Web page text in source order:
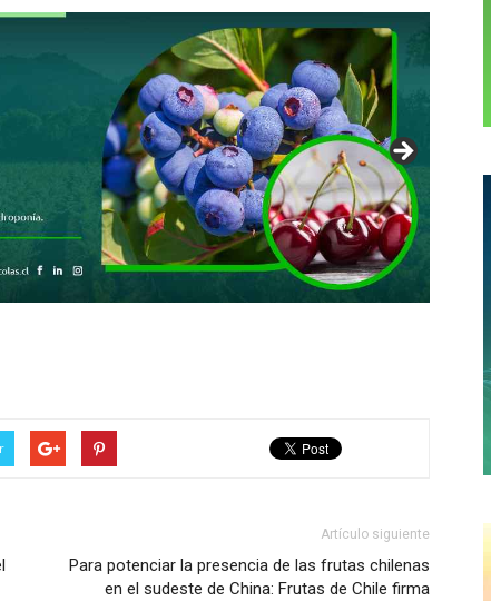
Artículo siguiente
Para potenciar la presencia de las frutas chilenas
en el sudeste de China: Frutas de Chile firma